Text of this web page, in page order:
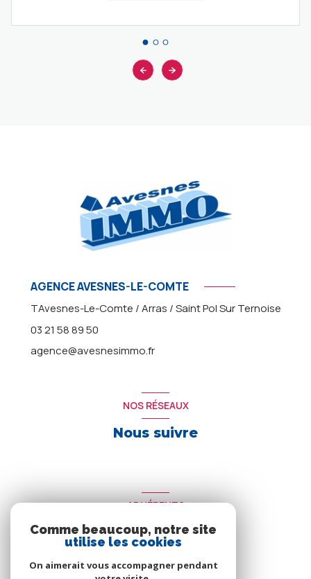
AGENCE AVESNES-LE-COMTE
TAvesnes-Le-Comte / Arras / Saint Pol Sur Ternoise
03 21 58 89 50
agence@avesnesimmo.fr
NOS RÉSEAUX
Nous suivre
ADHÉRENTS
Nous adhérons
Comme beaucoup, notre site
utilise les cookies
On aimerait vous accompagner pendant